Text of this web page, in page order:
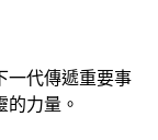
一代傳遞重要事
力量。